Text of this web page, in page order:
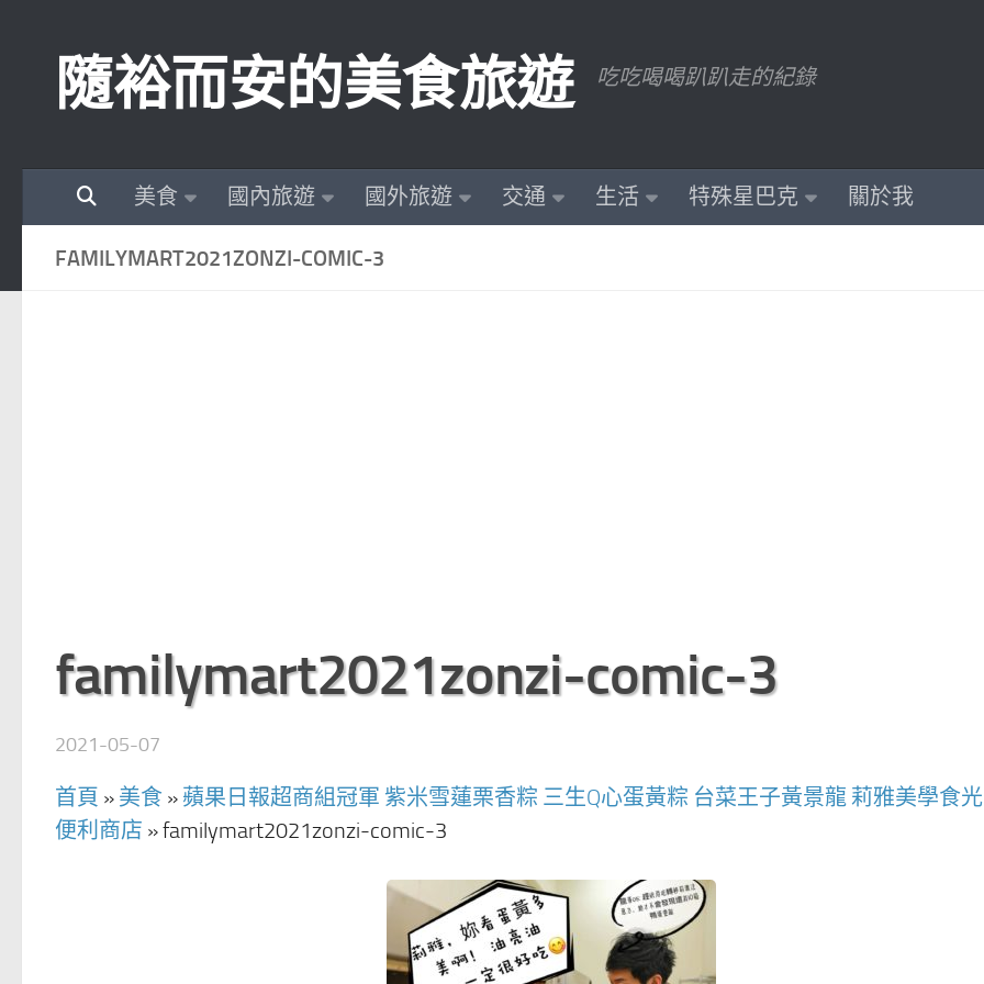
隨裕而安的美食旅遊 吃吃喝喝趴趴走的紀錄
美食 國內旅遊 國外旅遊 交通 生活 特殊星巴克 關於我
FAMILYMART2021ZONZI-COMIC-3
familymart2021zonzi-comic-3
2021-05-07
首頁 » 美食 » 蘋果日報超商組冠軍 紫米雪蓮栗香粽 三生Q心蛋黃粽 台菜王子黃景龍 莉雅美學食
便利商店 »familymart2021zonzi-comic-3